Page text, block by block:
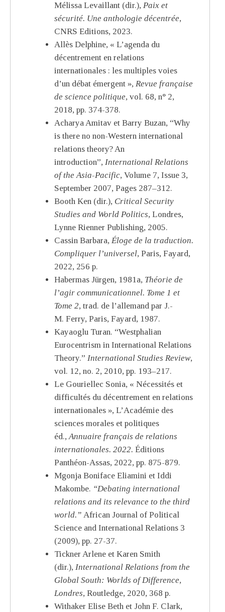
Mélissa Levaillant (dir.), Paix et
sécurité. Une anthologie décentrée,
CNRS Editions, 2023.
Allès Delphine, « L’agenda du
décentrement en relations
internationales : les multiples voies
d’un débat émergent », Revue française
de science politique, vol. 68, n° 2,
2018, pp. 374-378.
Acharya Amitav et Barry Buzan, “Why
is there no non-Western international
relations theory? An
introduction”, International Relations
of the Asia-Pacific, Volume 7, Issue 3,
September 2007, Pages 287–312.
Booth Ken (dir.), Critical Security
Studies and World Politics, Londres,
Lynne Rienner Publishing, 2005.
Cassin Barbara, Éloge de la traduction.
Compliquer l’universel, Paris, Fayard,
2022, 256 p.
Habermas Jürgen, 1981a, Théorie de
l’agir communicationnel. Tome 1 et
Tome 2, trad. de l’allemand par J.-
M. Ferry, Paris, Fayard, 1987.
Kayaoglu Turan. “Westphalian
Eurocentrism in International Relations
Theory.” International Studies Review,
vol. 12, no. 2, 2010, pp. 193–217.
Le Gouriellec Sonia, « Nécessités et
difficultés du décentrement en relations
internationales », L’Académie des
sciences morales et politiques
éd.,Annuaire français de relations
internationales. 2022. Éditions
Panthéon-Assas, 2022, pp. 875-879.
Mgonja Boniface Eliamini et Iddi
Makombe. “Debating international
relations and its relevance to the third
world.” African Journal of Political
Science and International Relations 3
(2009), pp. 27-37.
Tickner Arlene et Karen Smith
(dir.), International Relations from the
Global South: Worlds of Difference,
Londres, Routledge, 2020, 368 p.
Withaker Elise Beth et John F. Clark,